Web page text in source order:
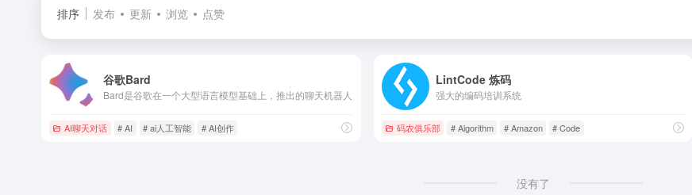
排序 发布 更新 浏览 点赞
谷歌‎Bard
Bard是谷歌在一个大型语言模型基础上，推出的聊天机器人
AI聊天对话 # AI # ai人工智能 # AI创作
LintCode 炼码
强大的编码培训系统
码农俱乐部 # Algorithm # Amazon # Code
没有了